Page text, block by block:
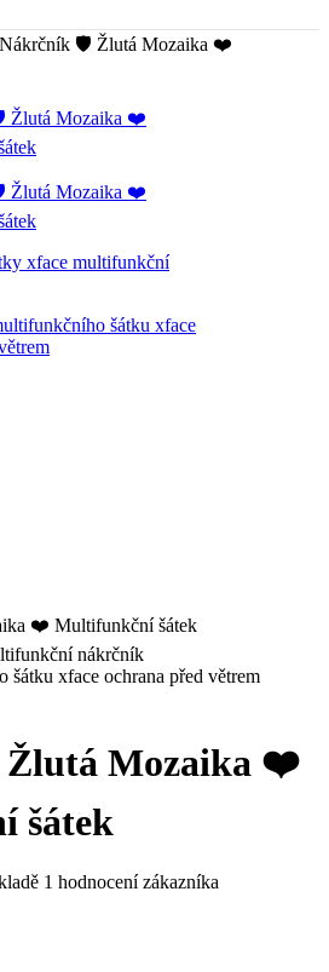
Nákrčník 🛡️ Žlutá Mozaika ❤️
Mozaika ❤️
šátek
1 hodnocení zákazníka